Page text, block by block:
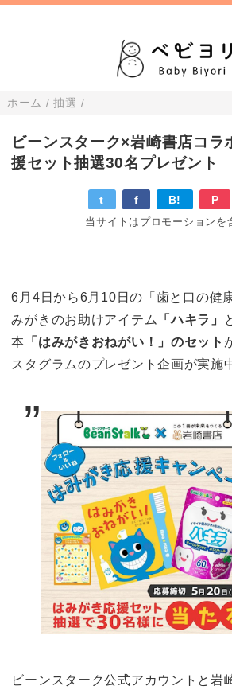
ホーム /抽選 /
ビーンスターク×岩崎書店コラ
援セット抽選30名プレゼント
t f B! P
当サイトはプロモーションを
6月4日から6月10日の「歯と口の健
みがきのお助けアイテム
「ハキラ」
本
「はみがきおねがい！」のセット
スタグラムのプレゼント企画が実施
ビーンスターク公式アカウントと岩